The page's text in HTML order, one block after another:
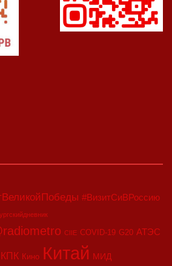
#ВизитСиВРоссию
CIIE COVID-19 G20 АТЭС
КПК Кино Китай МИД